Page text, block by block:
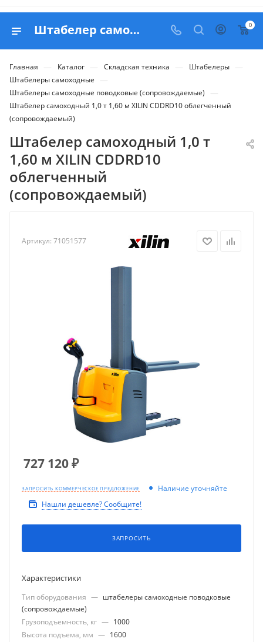
Штабелер самоходный 1,0 т 1,60 м XILIN CDDRD10 облегченный (сопровождаемый) - купить в Belapex 0
Главная — Каталог — Складская техника — Штабелеры —
Штабелеры самоходные —
Штабелеры самоходные поводковые (сопровождаемые) —
Штабелер самоходный 1,0 т 1,60 м XILIN CDDRD10 облегченный
(сопровождаемый)
Штабелер самоходный 1,0 т
1,60 м XILIN CDDRD10
облегченный
(сопровождаемый)
Артикул: 71051577
727 120₽
ЗАПРОСИТЬ КОММЕРЧЕСКОЕ ПРЕДЛОЖЕНИЕ
Наличие уточняйте
Нашли дешевле? Сообщите!
ЗАПРОСИТЬ
Характеристики
Тип оборудования — штабелеры самоходные поводковые
(сопровождаемые)
Грузоподъемность, кг — 1000
Высота подъема, мм — 1600